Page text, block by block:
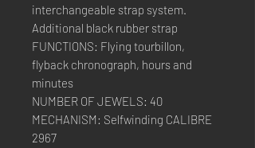
interchangeable strap system.
Additional black rubber strap
FUNCTIONS: Flying tourbillon,
flyback chronograph, hours and
minutes
NUMBER OF JEWELS: 40
MECHANISM: Selfwinding CALIBRE
2967